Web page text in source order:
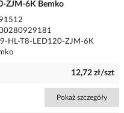
ZJM-6K Bemko
HL-T8-LED120-ZJM-6K
12,72 zł/szt
Pokaż szczegóły